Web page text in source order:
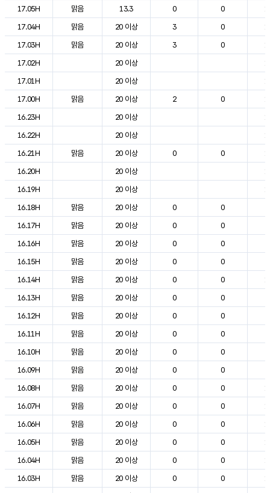
17.05H
맑음 13.3 0 0
17.04H
맑음 20 이상 3 0
17.03H
맑음 20 이상 3 0
17.02H
20 이상
17.01H
20 이상
17.00H
맑음 20 이상 2 0
16.23H
20 이상
16.22H
20 이상
16.21H
맑음 20 이상 0 0
16.20H
20 이상
16.19H
20 이상
16.18H
맑음 20 이상 0 0
16.17H
맑음 20 이상 0 0
16.16H
맑음 20 이상 0 0
16.15H
맑음 20 이상 0 0
16.14H
맑음 20 이상 0 0
16.13H
맑음 20 이상 0 0
16.12H
맑음 20 이상 0 0
16.11H
맑음 20 이상 0 0
16.10H
맑음 20 이상 0 0
16.09H
맑음 20 이상 0 0
16.08H
맑음 20 이상 0 0
16.07H
맑음 20 이상 0 0
16.06H
맑음 20 이상 0 0
16.05H
맑음 20 이상 0 0
16.04H
맑음 20 이상 0 0
16.03H
맑음 20 이상 0 0